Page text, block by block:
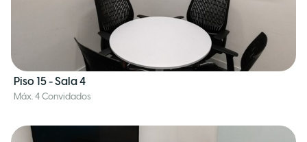
Piso 15 - Sala 4
Máx. 4 Convidados